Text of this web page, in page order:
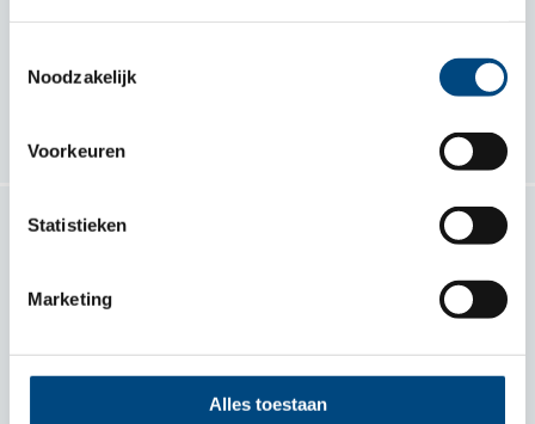
Noodzakelijk
Voorkeuren
Statistieken
Marketing
Alles toestaan
Entrea Lindenhout
Heijenoordseweg 1